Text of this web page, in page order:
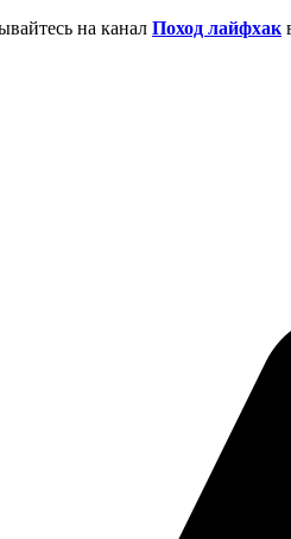
на канал Поход лайфхак